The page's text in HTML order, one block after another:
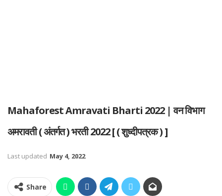
Mahaforest Amravati Bharti 2022 | वन विभाग
अमरावती ( अंतर्गत ) भरती 2022 [ ( शुध्दीपत्रक ) ]
Last updated May 4, 2022
Share